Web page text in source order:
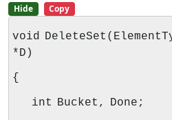
Hide Copy
void
*D)
{
int Bucket, Done;